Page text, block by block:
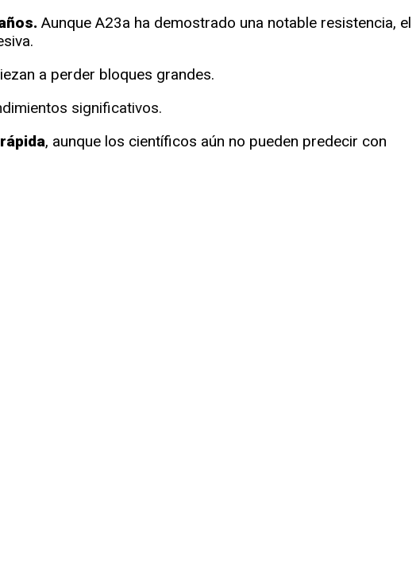
Aunque A23a ha demostrado una notable resistencia, el
a perder bloques grandes.
significativos.
, aunque los científicos aún no pueden predecir con